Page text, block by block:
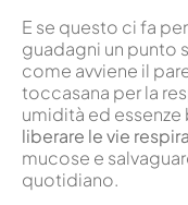
E se questo ci fa
guadagni un punto
come avviene il
toccasana per la
umidità ed essenze
liberare le vie
mucose e
quotidiano.